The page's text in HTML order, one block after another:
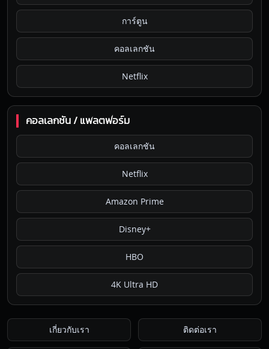
การ์ตูน
คอลเลกชัน
Netflix
คอลเลกชัน / แพลตฟอร์ม
คอลเลกชัน
Netflix
Amazon Prime
Disney+
HBO
4K Ultra HD
เกี่ยวกับเรา ติดต่อเรา